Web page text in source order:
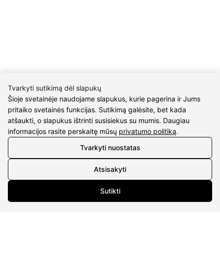
UAB Eidvina
Įm.kodas 304176340
Gailiūnų g. 45, Druskininkai
Grąžinimo taisyklės
Privatumo politika
Tvarkyti sutikimą dėl slapukų
Šioje svetainėje naudojame slapukus, kurie pagerina ir Jums
pritaiko svetainės funkcijas. Sutikimą galėsite, bet kada
atšaukti, o slapukus ištrinti susisiekus su mumis. Daugiau
informacijos rasite perskaitę mūsų privatumo politiką.
Tvarkyti nuostatas
Atsisakyti
Sutikti